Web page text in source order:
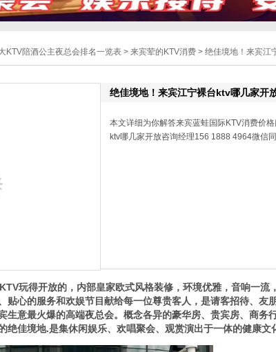
KTV陪酒公主夜总会排名一览表 > 来宾荤的KTV消费 > 绝佳境地！来宾江
绝佳境地！来宾江宁裸台ktv哪几家开
本文详细为你解答来宾蓝蛙国际KTV消费价
ktv哪几家开放咨询经理156 1888 4964微信
玩得开放的，内部皇家欧式风格装修，环境优雅，音响一流
贴心的服务和欢娱节目献给每一位尊贵客人，是请客招待、友
生意最火爆的高端夜总会。概念各异的豪华房、贵宾房、商务
绝佳境地.是集休闲娱乐、欢唱聚会、观赏演出于一体的健康文